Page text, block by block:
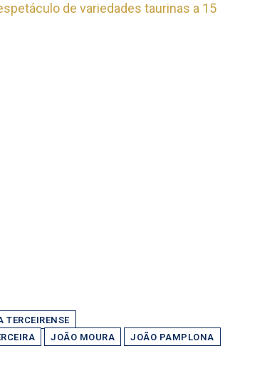
de variedades taurinas a 15
TERCEIRENSE
JOÃO MOURA
JOÃO PAMPLONA